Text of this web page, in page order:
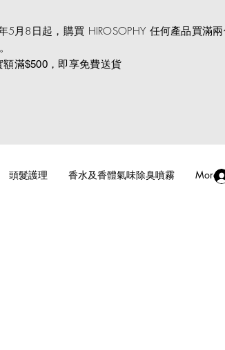
5月8日起，購買 HIROSOPHY 任何產品買滿
額滿$500 ，即享免費送貨
頭髮護理 香水及香體氣味除臭噴霧 More